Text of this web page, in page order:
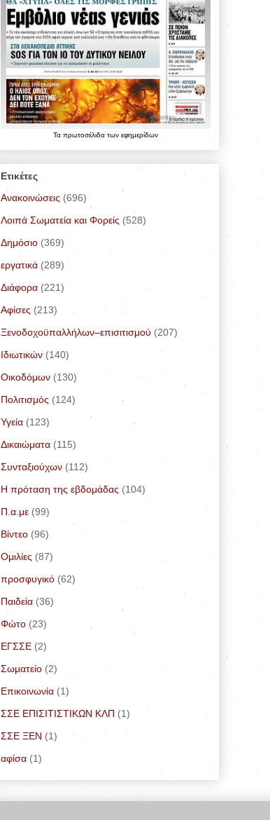
Τα πρωτοσέλιδα των εφημερίδων
Ετικέτες
Ανακοινώσεις (696)
Λοιπά Σωματεία και Φορείς (528)
Δημόσιο (369)
εργατικά (289)
Διάφορα (221)
Αφίσες (213)
Ξενοδοχοϋπαλλήλων–επισιτισμού (207)
Ιδιωτικών (140)
Οικοδόμων (130)
Πολιτισμός (124)
Υγεία (123)
Δικαιώματα (115)
Συνταξιούχων (112)
Η πρόταση της εβδομάδας (104)
Π.α.με (99)
Bίντεο (96)
Ομιλίες (87)
προσφυγικό (62)
Παιδεία (36)
Φώτο (23)
ΕΓΣΣΕ (2)
Σωματείο (2)
Επικοινωνία (1)
ΣΣΕ ΕΠΙΣΙΤΙΣΤΙΚΩΝ ΚΛΠ (1)
ΣΣΕ ΞΕΝ (1)
αφίσα (1)